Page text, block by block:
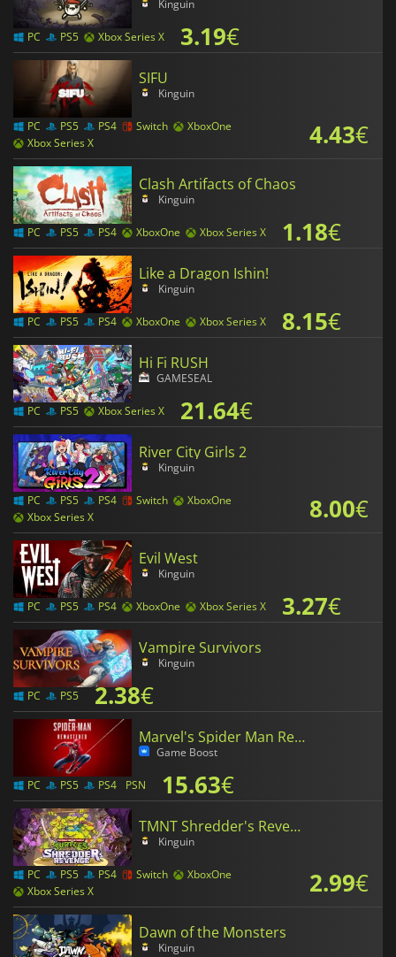
Kinguin
PC PS5 Xbox Series X 3.19€
SIFU
Kinguin
PC PS5 PS4 Switch
XboxOne
Xbox Series X
4.43€
Clash Artifacts of Chaos
Kinguin
PC PS5 PS4 XboxOne Xbox Series X 1.18€
Like a Dragon Ishin!
Kinguin
PC PS5 PS4 XboxOne Xbox Series X 8.15€
Hi Fi RUSH
GAMESEAL
PC PS5 Xbox Series X 21.64€
River City Girls 2
Kinguin
PC PS5 PS4 Switch
XboxOne
Xbox Series X
8.00€
Evil West
Kinguin
PC PS5 PS4 XboxOne Xbox Series X 3.27€
Vampire Survivors
Kinguin
PC PS5 2.38€
Marvel's Spider Man Remastered
Game Boost
PC PS5 PS4 PSN 15.63€
TMNT Shredder's Revenge
Kinguin
PC PS5 PS4 Switch
XboxOne
Xbox Series X
2.99€
Dawn of the Monsters
Kinguin